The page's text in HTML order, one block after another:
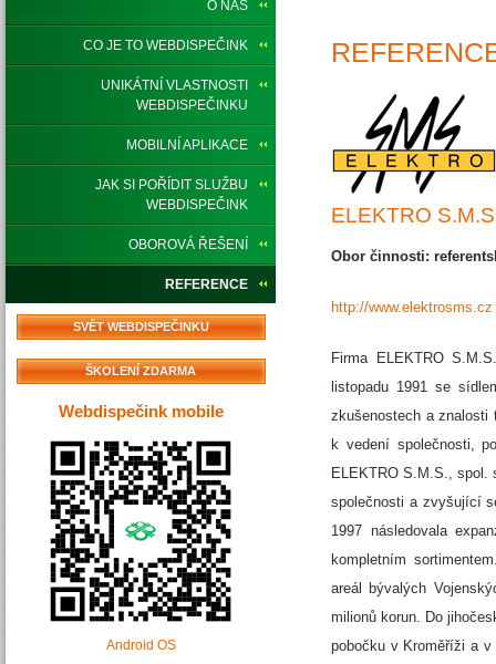
O NÁS
CO JE TO WEBDISPEČINK
UNIKÁTNÍ VLASTNOSTI
WEBDISPEČINKU
MOBILNÍ APLIKACE
JAK SI POŘÍDIT SLUŽBU
WEBDISPEČINK
OBOROVÁ ŘEŠENÍ
REFERENCE
SVĚT WEBDISPEČINKU
ŠKOLENÍ ZDARMA
Webdispečink mobile
Android OS
ELEKTRO
Obor činnosti:
http://www.elektrosms.cz
Firma ELEKTRO
listopadu 1991 se
zkušenostech a znalosti
k vedení společnosti,
ELEKTRO S.M.S., spol.
společnosti a zvyšující
1997 následovala
kompletním
areál bývalých
milionů korun. Do
pobočku v Kroměříži a